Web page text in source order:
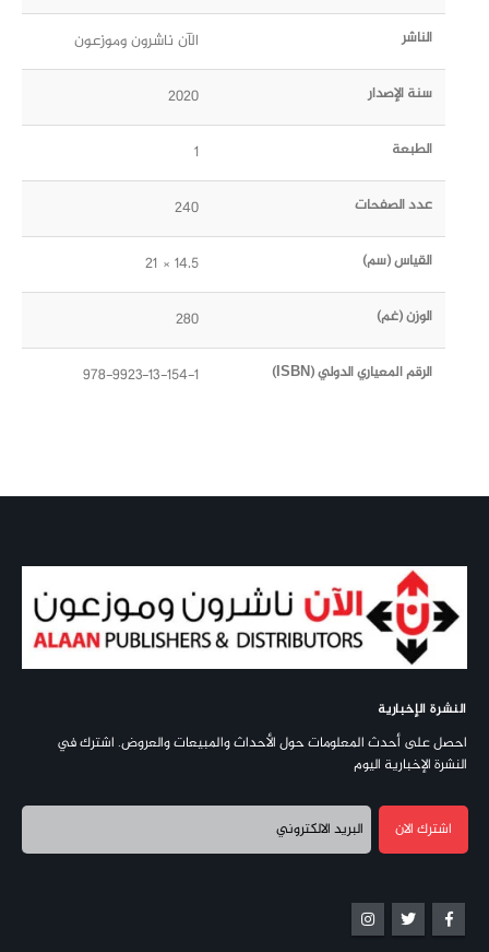
الناشر الآن ناشرون وموزعون
سنة الإصدار 2020
الطبعة 1
عدد الصفحات 240
القياس (سم) 14.5 × 21
الوزن (غم) 280
الرقم المعياري الدولي (ISBN) 978-9923-13-154-1
النشرة الإخبارية
احصل على أحدث المعلومات حول الأحداث والمبيعات والعروض. اشترك في
النشرة الإخبارية اليوم